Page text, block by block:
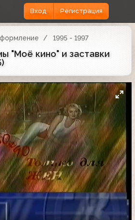
Вход Регистрация
1995 - 1997
"Моё кино" и заставки